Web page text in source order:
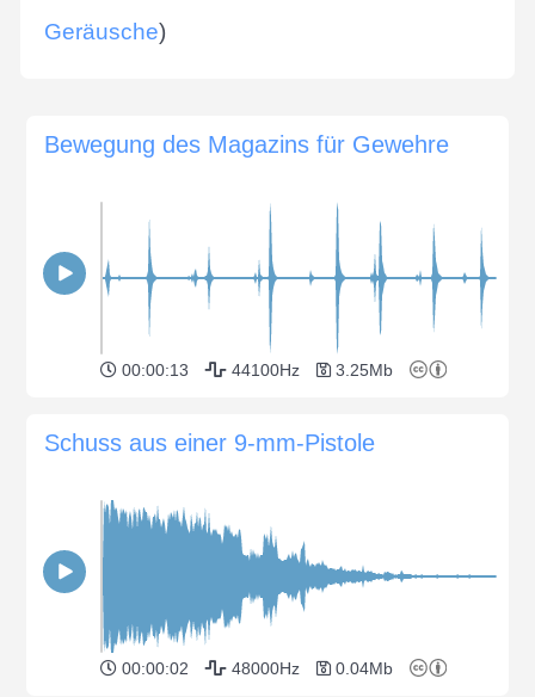
Geräusche)
Bewegung des Magazins für Gewehre
00:00:13 44100Hz 3.25Mb
Schuss aus einer 9-mm-Pistole
00:00:02 48000Hz 0.04Mb